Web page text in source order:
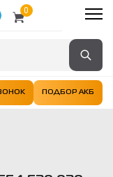
0
ПОДБОР АКБ